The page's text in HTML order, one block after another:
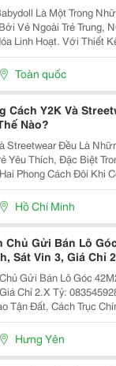
Là Một Trong
Vẻ Ngoài Trẻ Trung,
Linh Hoạt. Với Thiết
Hoặc Eo Rồi Xòe
Tạo Cảm Giác Thoải
Toàn quốc
Cách Y2K Và
Nào?
Streetwear Đều Là
Yêu Thích, Đặc Biệt
Phong Cách Đôi Khi
Trang Phục Thoải
Từ Văn Hóa Đường
Hồ Chí Minh
Chủ Gửi Bán Lô
Sát Vin 3, Giá Chỉ
Gửi Bán Lô Góc
2.X Tỷ: 0835459289 - V Ị Trí Đẹp,
Tận Đất, Cách Trục Chính
Ra Vin 2,3 - Khoảng 300M Ra Đường
Quốc Lộ 5A - Di Chuyển 5P
Hưng Yên